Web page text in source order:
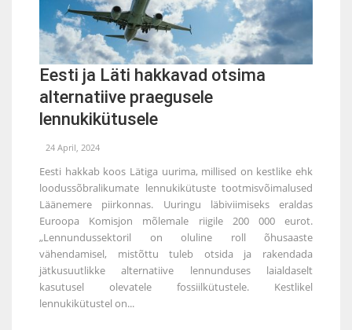
Eesti ja Läti hakkavad otsima
alternatiive praegusele
lennukikütusele
24 April, 2024
Eesti hakkab koos Lätiga uurima, millised on kestlike ehk
loodussõbralikumate lennukikütuste tootmisvõimalused
Läänemere piirkonnas. Uuringu läbiviimiseks eraldas
Euroopa Komisjon mõlemale riigile 200 000 eurot.
„Lennundussektoril on oluline roll õhusaaste
vähendamisel, mistõttu tuleb otsida ja rakendada
jätkusuutlikke alternatiive lennunduses laialdaselt
kasutusel olevatele fossiilkütustele. Kestlikel
lennukikütustel on...